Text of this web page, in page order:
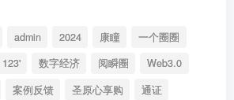
admin 2024 康瞳
一个圈圈
123' 数字经济 阅瞬圈
Web3.0
案例反馈 圣原心享购
通证